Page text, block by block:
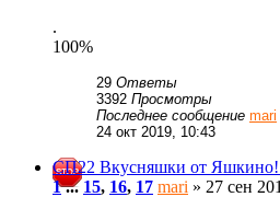
.
100%
29 Ответы
3392 Просмотры
Последнее сообщение mari
24 окт 2019, 10:43
СП22 Вкусняшки от Яшкино!
1...15, 16, 17 mari » 27 сен